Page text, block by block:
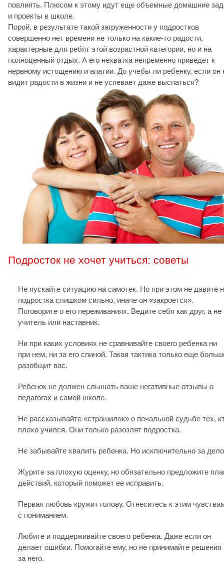
повлиять. Плюсом к этому идут еще объемные домашние
и проекты в школе.
Порой, в результате такой загруженности у подростков
совершенно нет времени не только на какие-то радости,
характерные для ребят этой возрастной категории, но и на
полноценный отдых. А его нехватка непременно приведет к
нервному истощению и апатии. До учебы ли ребенку, если он
видит радости в жизни и не успевает даже выспаться?
Подросток не хочет учиться: советы
Не пускайте ситуацию на самотек. Но при этом не давите
подростка слишком сильно, иначе он «закроется».
Поговорите о его переживаниях. Ведите себя как друг, а не
учитель или наставник.
Ни при каких условиях не сравнивайте своего ребенка ни
при нем, ни за его спиной. Такая тактика только еще
разобщит вас.
Ребенок не должен слышать ваше негативные отзывы о
педагогах и самой школе.
Не рассказывайте «страшилок» о печальной судьбе тех,
плохо учился. Они только разозлят подростка.
Не забывайте хвалить ребенка. Но исключительно за
Журите за плохую оценку, но обязательно предложите
действий, который поможет ее исправить.
Первая любовь кружит голову. Отнеситесь к этим
с пониманием.
Любите и поддерживайте своего ребенка. Даже если он
делает ошибки. Помогайте ему, но не принимайте решения
за него.